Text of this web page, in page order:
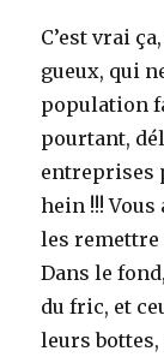
C’est vrai
gueux, qui
population
pourtant,
entreprises
hein !!!
les remettre
Dans le
du fric, et
leurs